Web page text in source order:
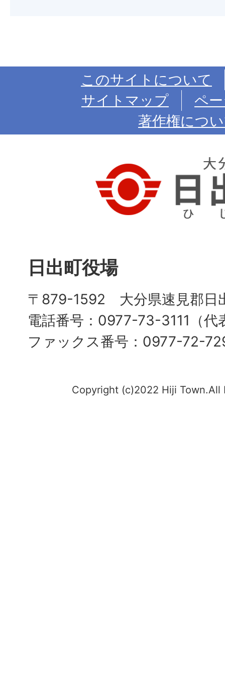
このサイトについて
サイトマップ
ペ
著作権につ
日出町役場
〒879-1592 大分県速見郡日
電話番号：0977-73-3111（代
ファックス番号：0977-72-
Copyright (c)2022 Hiji Town.All